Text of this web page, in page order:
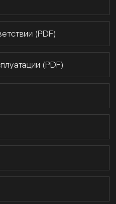
(PDF)
(PDF)